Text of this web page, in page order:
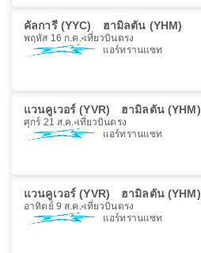
คัลการี (YYC) ฮามิลตัน (YHM)
พฤหัส 16 ก.ค. เที่ยวบินตรง
แอร์ทรานแซท
แวนคูเวอร์ (YVR) ฮามิลตัน (YHM)
ศุกร์ 21 ส.ค. เที่ยวบินตรง
แอร์ทรานแซท
แวนคูเวอร์ (YVR) ฮามิลตัน (YHM)
อาทิตย์ 9 ส.ค. เที่ยวบินตรง
แอร์ทรานแซท